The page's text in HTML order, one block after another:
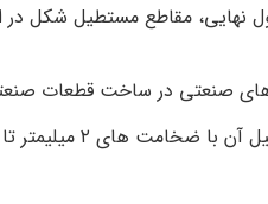
مقاطع مستطیل شکل در
صنعتی در ساخت قطعات صنعتی